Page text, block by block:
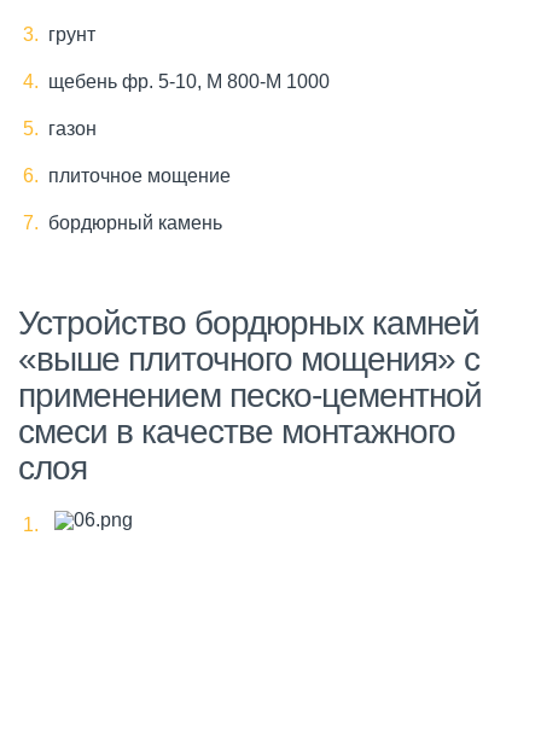
грунт
щебень фр. 5-10, М 800-М 1000
газон
плиточное мощение
бордюрный камень
Устройство бордюрных камней
«выше плиточного мощения» с
применением песко-цементной
смеси в качестве монтажного
слоя